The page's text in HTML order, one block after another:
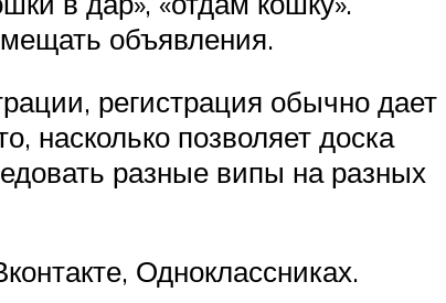
объявления.
регистрация обычно дает
насколько позволяет доска
разные випы на разных
Одноклассниках.